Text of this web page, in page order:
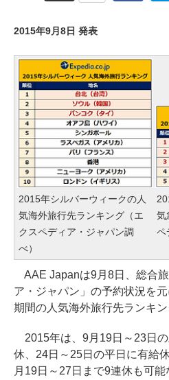
2015年9月8日 発表
2015年シルバーウィークの人
気海外旅行先ランキング（エ
クスペディア・ジャパン調
べ）
気
ペ
AAE Japanは9月8日、総合
ア・ジャパン」の予約状況を
期間の人気海外旅行先ランキン
2015年は、9月19日～23日
休、24日～25日の平日に有給
月19日～27日まで9連休も可